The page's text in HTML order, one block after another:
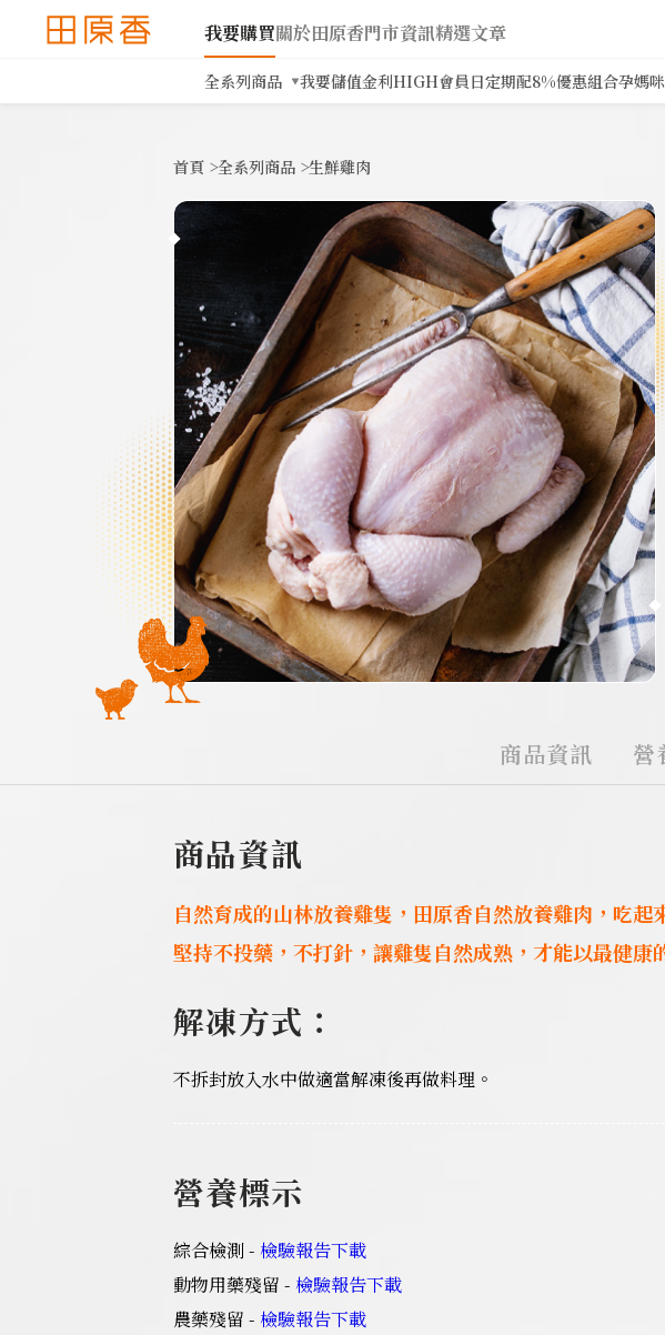
我要購買關於田原香門市資訊精選文章
全系列商品 我要儲值金利HIGH會員日定期配8%優惠組合孕媽
首頁 >全系列商品 >生鮮雞肉
商品資訊 營
商品資訊
自然育成的山林放養雞隻，田原香自然放養雞肉，吃
堅持不投藥，不打針，讓雞隻自然成熟，才能以最健康
解凍方式：
不拆封放入水中做適當解凍後再做料理。
營養標示
綜合檢測 - 檢驗報告下載
動物用藥殘留 - 檢驗報告下載
農藥殘留 - 檢驗報告下載